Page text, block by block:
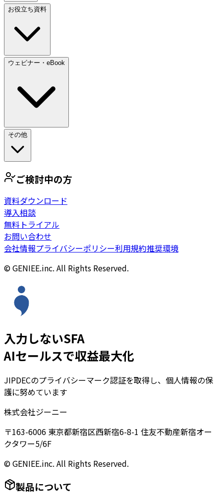
お役立ち資料
ウェビナー・eBook
その他
ご検討中の方
資料ダウンロード
導入相談
無料トライアル
お問い合わせ
会社情報プライバシーポリシー利用規約推奨環境
© GENIEE.inc. All Rights Reserved.
入力しないSFA
AIセールスで収益最大化
JIPDECのプライバシーマーク認証を取得し、個人情報の保
護に努めています
株式会社ジーニー
〒163-6006 東京都新宿区西新宿6-8-1 住友不動産新宿オー
クタワー5/6F
© GENIEE.inc. All Rights Reserved.
製品について